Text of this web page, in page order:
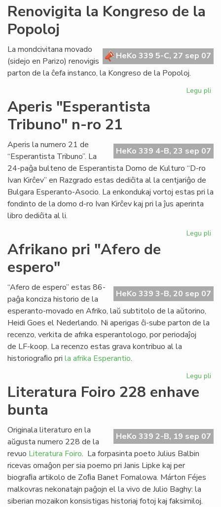
Renovigita la Kongreso de la
Popoloj
HeKo 339 5-C, 27 sep 07
La mondcivitana movado
(sidejo en Parizo) renovigis
parton de la ĉefa instanco, la Kongreso de la Popoloj.
Legu pli
la
Aperis "Esperantista
Tribuno" n-ro 21
HeKo 339 4-B, 23 sep 07
Aperis la numero 21 de
“Esperantista Tribuno”. La
24-paĝa bulteno de Esperantista Domo de Kulturo “D-ro
Ivan Kirĉev” en Razgrado estas dediĉita al la centjariĝo de
Bulgara Esperanto-Asocio. La enkondukaj vortoj estas pri la
fondinto de la domo d-ro Ivan Kirĉev kaj pri la ĵus aperinta
libro dediĉita al li.
Legu pli
ro
Afrikano pri "Afero de
espero"
HeKo 339 3-B, 20 sep 07
“Afero de espero” estas 86-
paĝa konciza historio de la
esperanto-movado en Afriko, laŭ subtitolo de la aŭtorino,
Heidi Goes el Nederlando. Ni aperigas ĉi-sube parton de la
recenzo, verkita de afrika esperantologo, por periodaĵoj
de LF-koop. La recenzo estas grava kontribuo al la
historiograﬁo pri la afrika Esperantio.
Legu pli
Literatura Foiro 228 enhave
bunta
HeKo 339 2-B, 19 sep 07
Originala literaturo en la
aŭgusta numero 228 de la
revuo Literatura Foiro. La forpasinta poeto Julius Balbin
ricevas omaĝon per sia poemo pri Janis Lipke kaj per
biograﬁa artikolo de Zoﬁa Banet Fornalowa. Márton Féjes
malkovras nekonatajn paĝojn el la vivo de Julio Baghy: la
siberian mozaikon konsistigas historiaj fotoj kaj faksimiloj.